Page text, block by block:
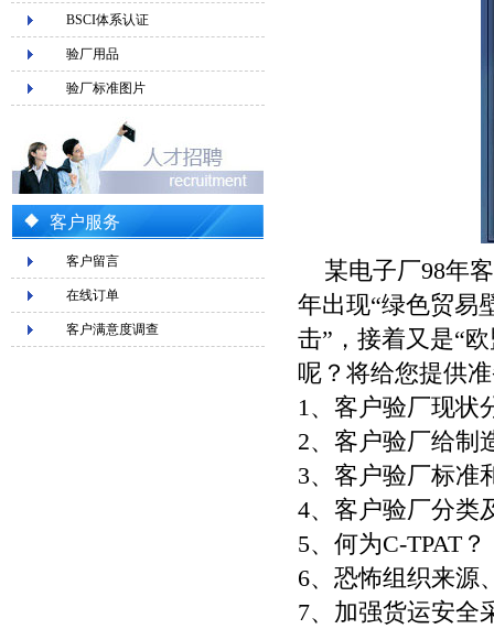
BSCI体系认证
验厂用品
验厂标准图片
客户服务
客户留言
在线订单
客户满意度调查
某电子厂98年
年出现“绿色贸易
击”，接着又是“
呢？将给您提供
1、客户验厂现状
2、客户验厂给制
3、客户验厂标准
4、客户验厂分类
5、何为C-TPAT？
6、恐怖组织来源
7、加强货运安全